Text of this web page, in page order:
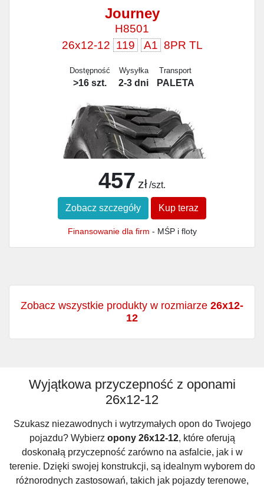
Journey
H8501
26x12-12 119 A1 8PR TL
Dostępność
>16 szt.
Wysyłka
2-3 dni
Transport
PALETA
457 zł /szt.
Zobacz szczegóły Kup teraz
Finansowanie dla firm - MŚP i floty
Zobacz wszystkie produkty w rozmiarze 26x12-
12
Wyjątkowa przyczepność z oponami
26x12-12
Szukasz niezawodnych i wytrzymałych opon do Twojego
pojazdu? Wybierz opony 26x12-12, które oferują
doskonałą przyczepność zarówno na asfalcie, jak i w
terenie. Dzięki swojej konstrukcji, są idealnym wyborem do
różnorodnych zastosowań, takich jak pojazdy terenowe,